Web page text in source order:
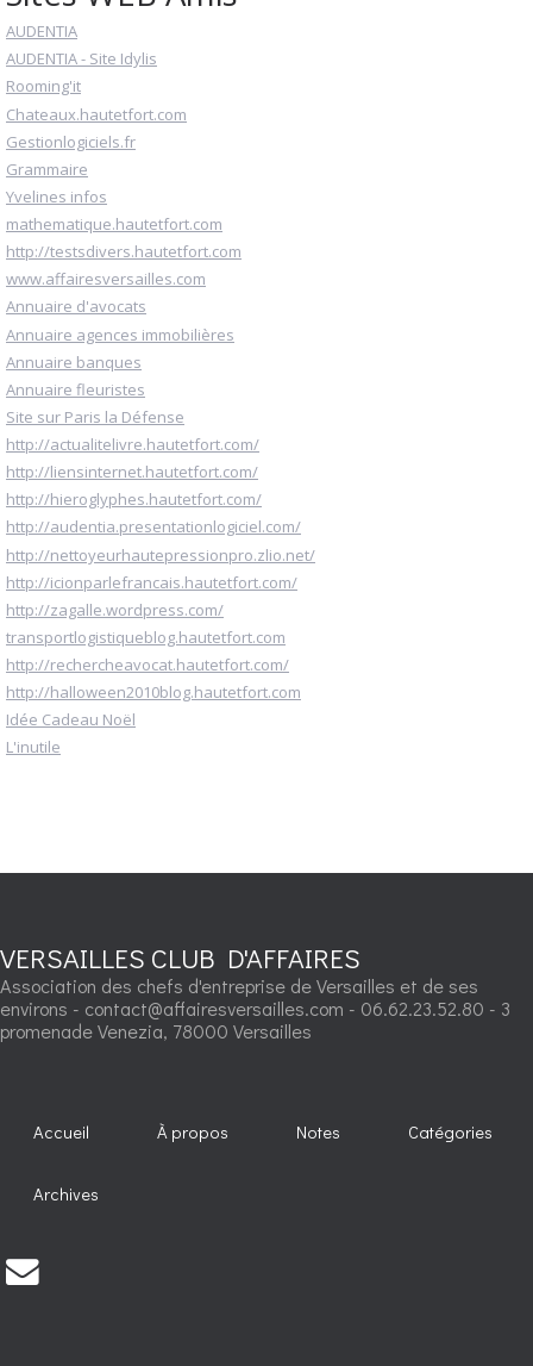
AUDENTIA
AUDENTIA - Site Idylis
Rooming'it
Chateaux.hautetfort.com
Gestionlogiciels.fr
Grammaire
Yvelines infos
mathematique.hautetfort.com
http://testsdivers.hautetfort.com
www.affairesversailles.com
Annuaire d'avocats
Annuaire agences immobilières
Annuaire banques
Annuaire fleuristes
Site sur Paris la Défense
http://actualitelivre.hautetfort.com/
http://liensinternet.hautetfort.com/
http://hieroglyphes.hautetfort.com/
http://audentia.presentationlogiciel.com/
http://nettoyeurhautepressionpro.zlio.net/
http://icionparlefrancais.hautetfort.com/
http://zagalle.wordpress.com/
transportlogistiqueblog.hautetfort.com
http://rechercheavocat.hautetfort.com/
http://halloween2010blog.hautetfort.com
Idée Cadeau Noël
L'inutile
VERSAILLES CLUB D'AFFAIRES
Association des chefs d'entreprise de Versailles et de ses
environs - contact@affairesversailles.com - 06.62.23.52.80 - 3
promenade Venezia, 78000 Versailles
Accueil À propos Notes Catégories
Archives